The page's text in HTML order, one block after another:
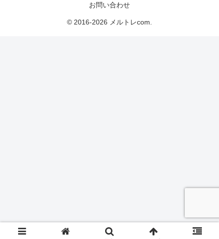
お問い合わせ
© 2016-2026 メルトレcom.